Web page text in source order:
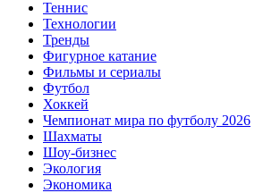
Теннис
Технологии
Тренды
Фигурное катание
Фильмы и сериалы
Футбол
Хоккей
Чемпионат мира по футболу 2026
Шахматы
Шоу-бизнес
Экология
Экономика